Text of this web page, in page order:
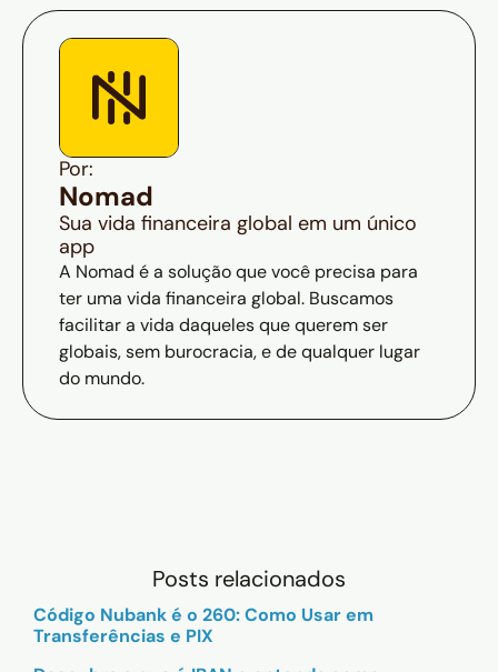
Por:
Nomad
Sua vida financeira global em um único
app
A Nomad é a solução que você precisa para
ter uma vida financeira global. Buscamos
facilitar a vida daqueles que querem ser
globais, sem burocracia, e de qualquer lugar
do mundo.
Posts relacionados
Código Nubank é o 260: Como Usar em
Transferências e PIX